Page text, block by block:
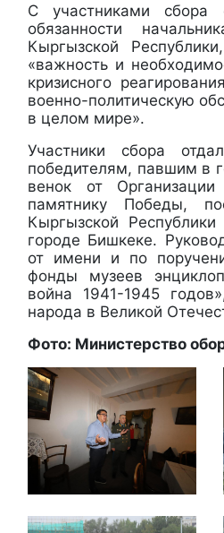
С участниками сбора
обязанности
Кыргызской
«важность и
кризисного
военно-политическую
в целом мире».
Участники сбора
победителям, павшим в
венок от
памятнику Победы,
Кыргызской
городе Бишкеке.
от имени и по
фонды музеев
война 1941-1945
народа в Великой
Фото: Министерство